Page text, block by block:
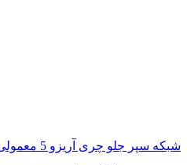
شبکه سپر جلو چری آریزو 5 معمولی (ARRIZO 5)